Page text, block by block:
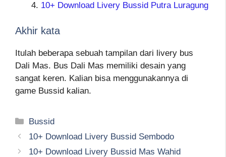
10+ Download Livery Bussid Putra Luragung
Akhir kata
Itulah beberapa sebuah tampilan dari livery bus
Dali Mas. Bus Dali Mas memiliki desain yang
sangat keren. Kalian bisa menggunakannya di
game Bussid kalian.
Kategori
Bussid
10+ Download Livery Bussid Sembodo
10+ Download Livery Bussid Mas Wahid